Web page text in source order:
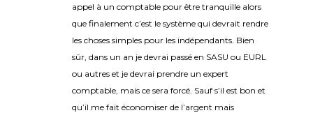
appel à un comptable pour être tranquille alors
que finalement c’est le système qui devrait rendre
les choses simples pour les indépendants. Bien
sûr, dans un an je devrai passé en SASU ou EURL
ou autres et je devrai prendre un expert
comptable, mais ce sera forcé. Sauf s’il est bon et
qu’il me fait économiser de l’argent mais